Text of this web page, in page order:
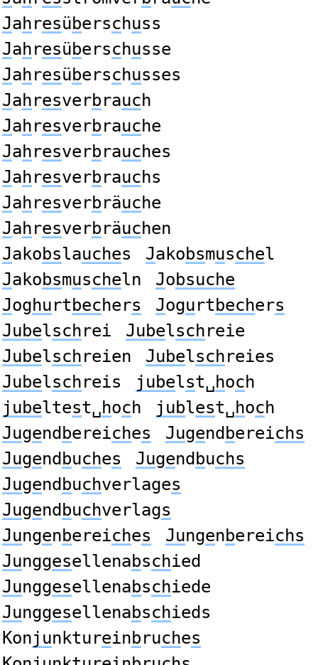
Jahresüberschuss
Jahresüberschusse
Jahresüberschusses
Jahresverbrauch
Jahresverbrauche
Jahresverbrauches
Jahresverbrauchs
Jahresverbräuche
Jahresverbräuchen
Jakobslauches Jakobsmuschel
Jakobsmuscheln Jobsuche
Joghurtbechers Jogurtbechers
Jubelschrei Jubelschreie
Jubelschreien Jubelschreies
Jubelschreis jubelst␣hoch
jubeltest␣hoch jublest␣hoch
Jugend bereiches Jugend bereichs
Jugend buches Jugend buchs
Jugend buchverlages
Jugend buchverlags
Jungenbereiches Jungenbereichs
Junggesellenabschied
Junggesellenabschiede
Junggesellenabschieds
Konjunktureinbruches